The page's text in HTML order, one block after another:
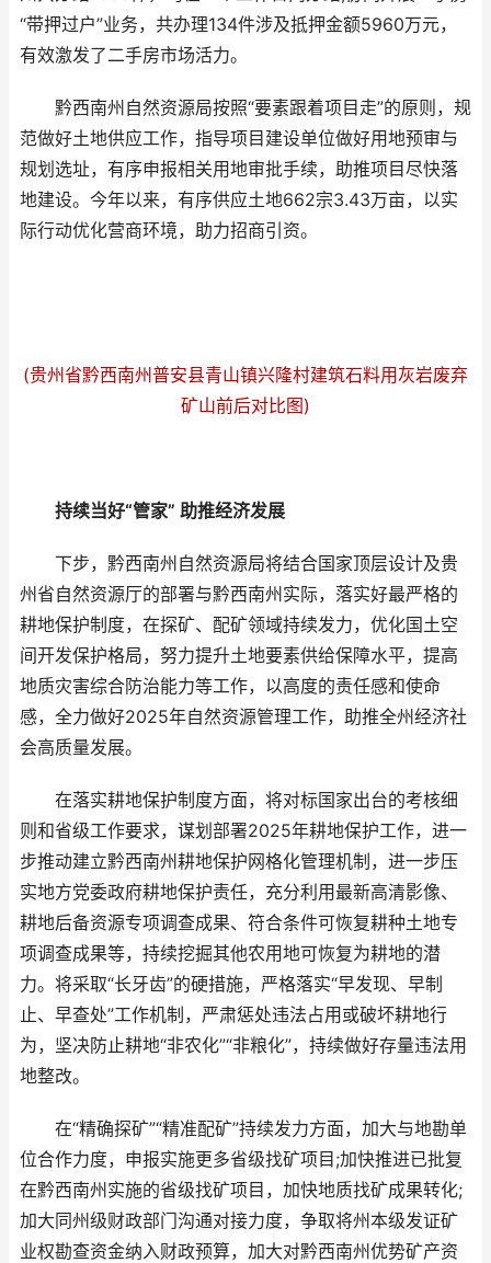
“带押过户”业务，共办理134件涉及抵押金额5960万元，
有效激发了二手房市场活力。
黔西南州自然资源局按照“要素跟着项目走”的原则，规
范做好土地供应工作，指导项目建设单位做好用地预审与
规划选址，有序申报相关用地审批手续，助推项目尽快落
地建设。今年以来，有序供应土地662宗3.43万亩，以实
际行动优化营商环境，助力招商引资。
(贵州省黔西南州普安县青山镇兴隆村建筑石料用灰岩废弃
矿山前后对比图)
持续当好“管家” 助推经济发展
下步，黔西南州自然资源局将结合国家顶层设计及贵
州省自然资源厅的部署与黔西南州实际，落实好最严格的
耕地保护制度，在探矿、配矿领域持续发力，优化国土空
间开发保护格局，努力提升土地要素供给保障水平，提高
地质灾害综合防治能力等工作，以高度的责任感和使命
感，全力做好2025年自然资源管理工作，助推全州经济社
会高质量发展。
在落实耕地保护制度方面，将对标国家出台的考核细
则和省级工作要求，谋划部署2025年耕地保护工作，进一
步推动建立黔西南州耕地保护网格化管理机制，进一步压
实地方党委政府耕地保护责任，充分利用最新高清影像、
耕地后备资源专项调查成果、符合条件可恢复耕种土地专
项调查成果等，持续挖掘其他农用地可恢复为耕地的潜
力。将采取“长牙齿”的硬措施，严格落实“早发现、早制
止、早查处”工作机制，严肃惩处违法占用或破坏耕地行
为，坚决防止耕地“非农化”“非粮化”，持续做好存量违法用
地整改。
在“精确探矿”“精准配矿”持续发力方面，加大与地勘单
位合作力度，申报实施更多省级找矿项目;加快推进已批复
在黔西南州实施的省级找矿项目，加快地质找矿成果转化;
加大同州级财政部门沟通对接力度，争取将州本级发证矿
业权勘查资金纳入财政预算，加大对黔西南州优势矿产资